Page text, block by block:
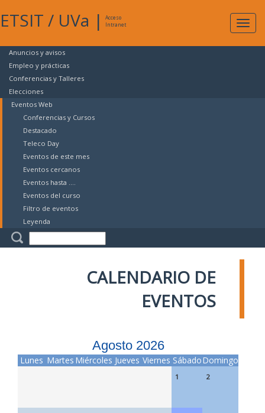
ETSIT / UVa |
Acceso
Intranet
Anuncios y avisos
Empleo y prácticas
Conferencias y Talleres
Elecciones
Eventos Web
Conferencias y Cursos
Destacado
Teleco Day
Eventos de este mes
Eventos cercanos
Eventos hasta ....
Eventos del curso
Filtro de eventos
Leyenda
CALENDARIO DE
EVENTOS
Agosto 2026
Lunes Martes Miércoles Jueves Viernes SábadoDomingo
1 2